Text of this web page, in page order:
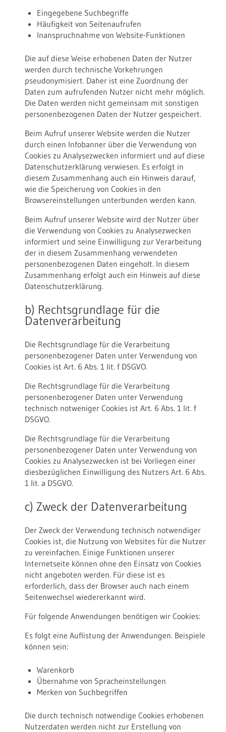
Eingegebene Suchbegriffe
Häufigkeit von Seitenaufrufen
Inanspruchnahme von Website-Funktionen
Die auf diese Weise erhobenen Daten der Nutzer
werden durch technische Vorkehrungen
pseudonymisiert. Daher ist eine Zuordnung der
Daten zum aufrufenden Nutzer nicht mehr möglich.
Die Daten werden nicht gemeinsam mit sonstigen
personenbezogenen Daten der Nutzer gespeichert.
Beim Aufruf unserer Website werden die Nutzer
durch einen Infobanner über die Verwendung von
Cookies zu Analysezwecken informiert und auf diese
Datenschutzerklärung verwiesen. Es erfolgt in
diesem Zusammenhang auch ein Hinweis darauf,
wie die Speicherung von Cookies in den
Browsereinstellungen unterbunden werden kann.
Beim Aufruf unserer Website wird der Nutzer über
die Verwendung von Cookies zu Analysezwecken
informiert und seine Einwilligung zur Verarbeitung
der in diesem Zusammenhang verwendeten
personenbezogenen Daten eingeholt. In diesem
Zusammenhang erfolgt auch ein Hinweis auf diese
Datenschutzerklärung.
b) Rechtsgrundlage für die
Datenverarbeitung
Die Rechtsgrundlage für die Verarbeitung
personenbezogener Daten unter Verwendung von
Cookies ist Art. 6 Abs. 1 lit. f DSGVO.
Die Rechtsgrundlage für die Verarbeitung
personenbezogener Daten unter Verwendung
technisch notweniger Cookies ist Art. 6 Abs. 1 lit. f
DSGVO.
Die Rechtsgrundlage für die Verarbeitung
personenbezogener Daten unter Verwendung von
Cookies zu Analysezwecken ist bei Vorliegen einer
diesbezüglichen Einwilligung des Nutzers Art. 6 Abs.
1 lit. a DSGVO.
c) Zweck der Datenverarbeitung
Der Zweck der Verwendung technisch notwendiger
Cookies ist, die Nutzung von Websites für die Nutzer
zu vereinfachen. Einige Funktionen unserer
Internetseite können ohne den Einsatz von Cookies
nicht angeboten werden. Für diese ist es
erforderlich, dass der Browser auch nach einem
Seitenwechsel wiedererkannt wird.
Für folgende Anwendungen benötigen wir Cookies:
Es folgt eine Auflistung der Anwendungen. Beispiele
können sein:
Warenkorb
Übernahme von Spracheinstellungen
Merken von Suchbegriffen
Die durch technisch notwendige Cookies erhobenen
Nutzerdaten werden nicht zur Erstellung von